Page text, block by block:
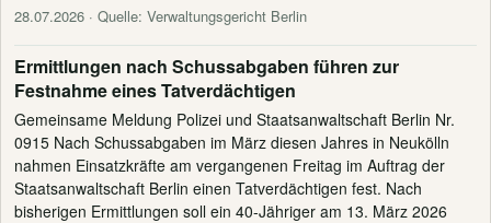
28.07.2026 · Quelle: Verwaltungsgericht Berlin
Ermittlungen nach Schussabgaben führen zur
Festnahme eines Tatverdächtigen
Gemeinsame Meldung Polizei und Staatsanwaltschaft Berlin Nr.
0915 Nach Schussabgaben im März diesen Jahres in Neukölln
nahmen Einsatzkräfte am vergangenen Freitag im Auftrag der
Staatsanwaltschaft Berlin einen Tatverdächtigen fest. Nach
bisherigen Ermittlungen soll ein 40-Jähriger am 13. März 2026